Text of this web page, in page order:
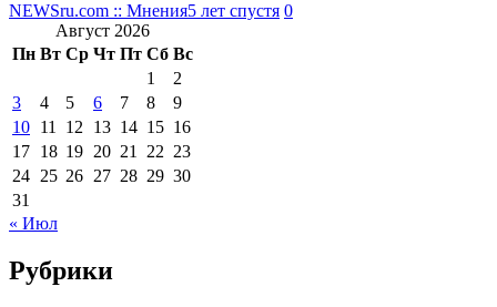
NEWSru.com :: Мнения5 лет спустя 0
Август 2026
Пн Вт Ср Чт Пт Сб Вс
1
2
3
4 5 6 7 8
9
10 11 12 13 14 15 16
17 18 19 20 21 22 23
24 25 26 27 28 29 30
31
« Июл
Рубрики